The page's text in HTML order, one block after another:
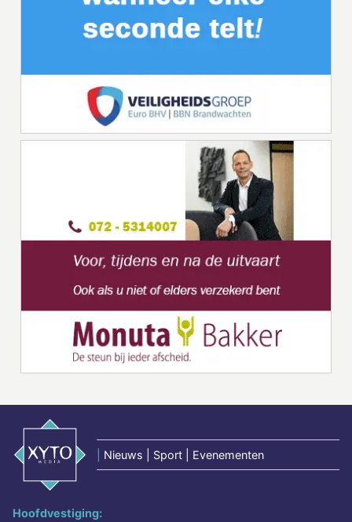
Nieuws | Sport | Evenementen
Hoofdvestiging: